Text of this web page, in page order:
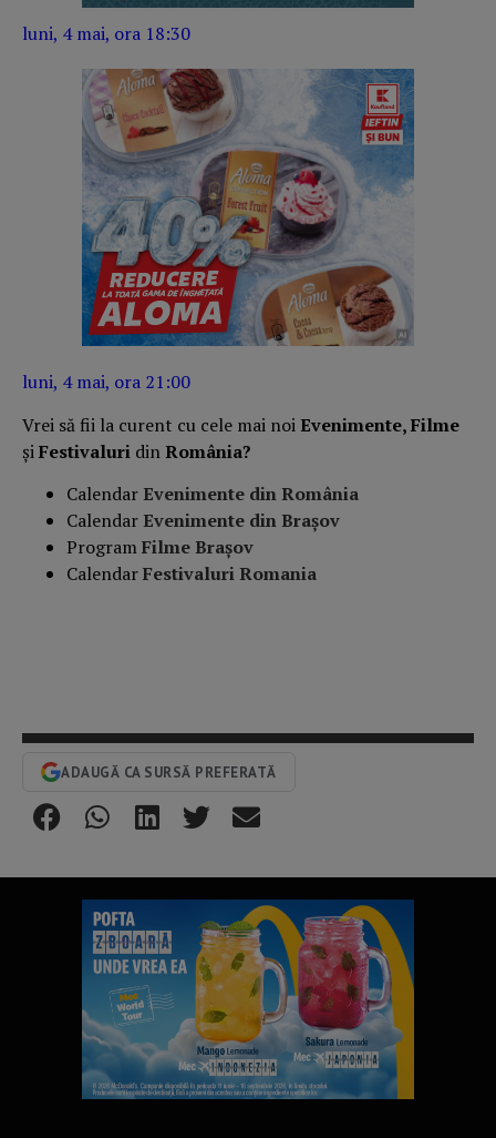
luni, 4 mai, ora 18:30
luni, 4 mai, ora 21:00
Vrei să fii la curent cu cele mai noiEvenimente, Filme
șiFestivaluri dinRomânia?
Calendar Evenimente din România
Calendar Evenimente din Braşov
ProgramFilme Brașov
CalendarFestivaluri Romania
ADAUGĂ CA SURSĂ PREFERATĂ